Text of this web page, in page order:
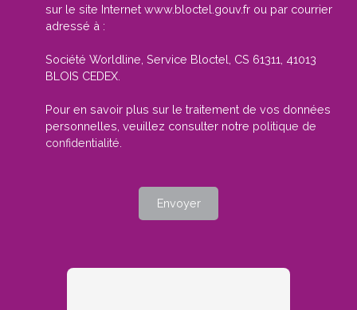
sur le site Internet www.bloctel.gouv.fr ou par courrier
adressé à :
Société Worldline, Service Bloctel, CS 61311, 41013
BLOIS CEDEX.
Pour en savoir plus sur le traitement de vos données
personnelles, veuillez consulter notre politique de
confidentialité
Envoyer